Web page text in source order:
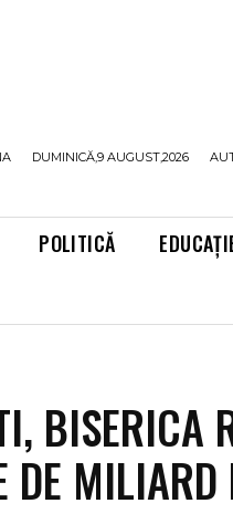
DUMINICĂ,9 AUGUST,2026
POLITICĂ
BISERICA
DE MILIARD